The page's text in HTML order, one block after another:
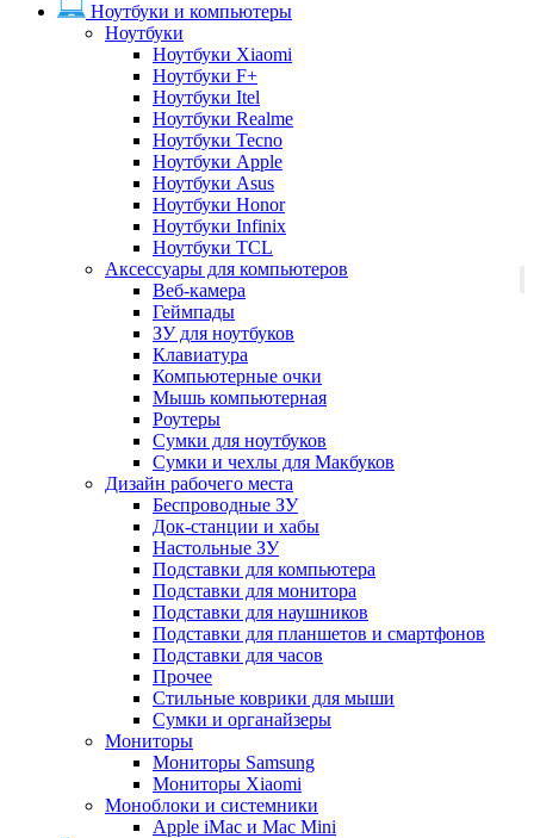
Ноутбуки и компьютеры
Ноутбуки
Ноутбуки Xiaomi
Ноутбуки F+
Ноутбуки Itel
Ноутбуки Realme
Ноутбуки Tecno
Ноутбуки Apple
Ноутбуки Asus
Ноутбуки Honor
Ноутбуки Infinix
Ноутбуки TCL
Аксессуары для компьютеров
Веб-камера
Геймпады
ЗУ для ноутбуков
Клавиатура
Компьютерные очки
Мышь компьютерная
Роутеры
Сумки для ноутбуков
Сумки и чехлы для Макбуков
Дизайн рабочего места
Беспроводные ЗУ
Док-станции и хабы
Настольные ЗУ
Подставки для компьютера
Подставки для монитора
Подставки для наушников
Подставки для планшетов и смартфонов
Подставки для часов
Прочее
Стильные коврики для мыши
Сумки и органайзеры
Мониторы
Мониторы Samsung
Мониторы Xiaomi
Моноблоки и системники
Apple iMac и Mac Mini